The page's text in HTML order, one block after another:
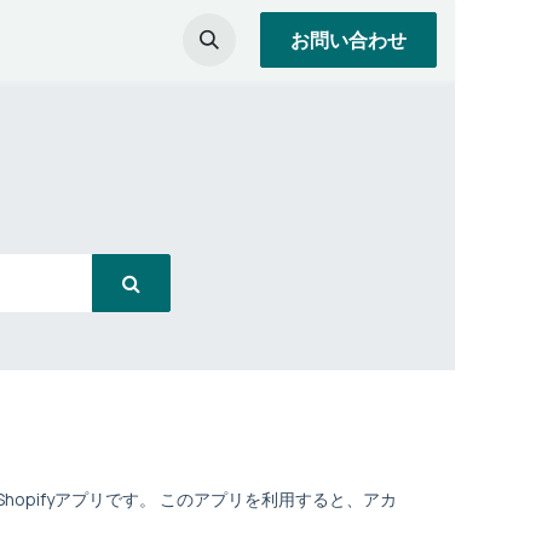
お問い合わせ
アプリです。 このアプリを利用すると、アカ